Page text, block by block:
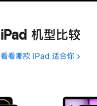
iPad 机型比较
看看哪款 iPad 适合你